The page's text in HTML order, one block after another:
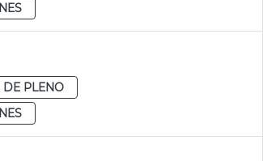
DE PLENO